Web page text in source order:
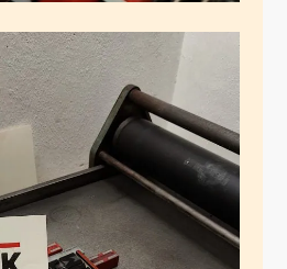
MSK